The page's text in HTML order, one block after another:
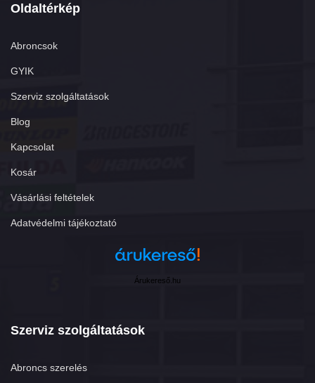
Oldaltérkép
Abroncsok
GYIK
Szerviz szolgáltatások
Blog
Kapcsolat
Kosár
Vásárlási feltételek
Adatvédelmi tájékoztató
Árukereső.hu
Szerviz szolgáltatások
Abroncs szerelés